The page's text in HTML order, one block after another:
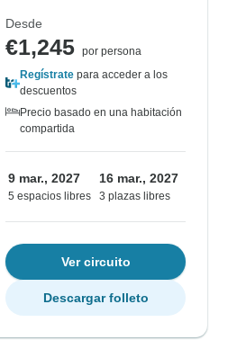
Desde
€1,245 por persona
Regístrate para acceder a los
descuentos
Precio basado en una habitación
compartida
9 mar., 2027
5 espacios libres
16 mar., 2027
3 plazas libres
Ver circuito
Descargar folleto